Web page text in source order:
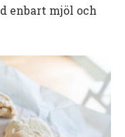
enbart mjöl och